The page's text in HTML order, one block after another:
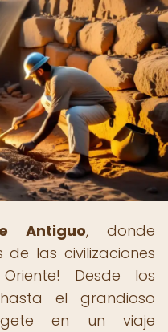
Antiguo, donde
las civilizaciones
Desde los
el grandioso
en un viaje